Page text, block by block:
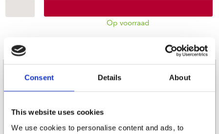
Consent Details About
This website uses cookies
We use cookies to personalise content and ads, to
Op voorraad
nieuwsbrief